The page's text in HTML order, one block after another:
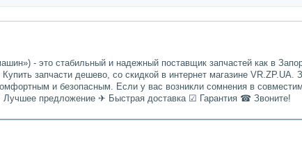
- это стабильный и надежный поставщик запчастей как в
запчасти дешево, со скидкой в интернет магазине VR.ZP.UA.
и безопасным. Если у вас возникли сомнения в
предложение ✈ Быстрая доставка ☑ Гарантия ☎ Звоните!